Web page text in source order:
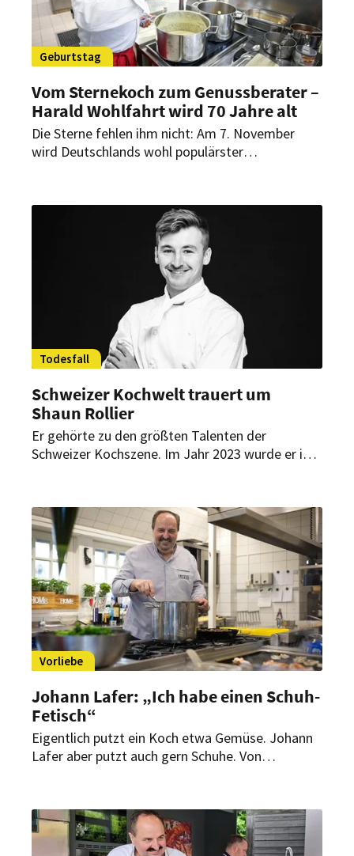
Geburtstag
Vom Sternekoch zum Genussberater –
Harald Wohlfahrt wird 70 Jahre alt
Die Sterne fehlen ihm nicht: Am 7. November
wird Deutschlands wohl populärster
Jahre in Folge drei Michelin-Sterne für die
„Schwarzwaldstube“ in Baiersbronn. Diese Zeit
hat er scheinbar hinter sich gelassen.
Todesfall
Schweizer Kochwelt trauert um
Shaun Rollier
Er gehörte zu den größten Talenten der
Schweizer Kochszene. Im Jahr 2023 wurde er in
Vorliebe
Johann Lafer: „Ich habe einen Schuh-
Fetisch“
Eigentlich putzt ein Koch etwa Gemüse. Johann
Lafer aber putzt auch gern Schuhe. Von
Fußbekleidung?